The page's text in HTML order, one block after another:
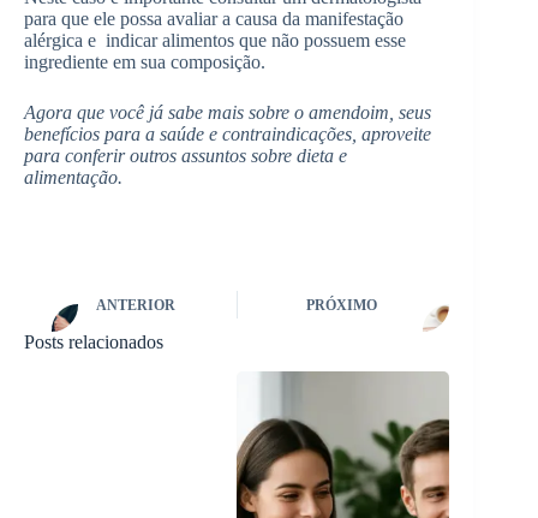
para que ele possa avaliar a causa da manifestação
alérgica e indicar alimentos que não possuem esse
ingrediente em sua composição.
Agora que você já sabe mais sobre o amendoim, seus
benefícios para a saúde e contraindicações, aproveite
para conferir outros assuntos sobre dieta e
alimentação.
ANTERIOR PRÓXIMO
Posts relacionados